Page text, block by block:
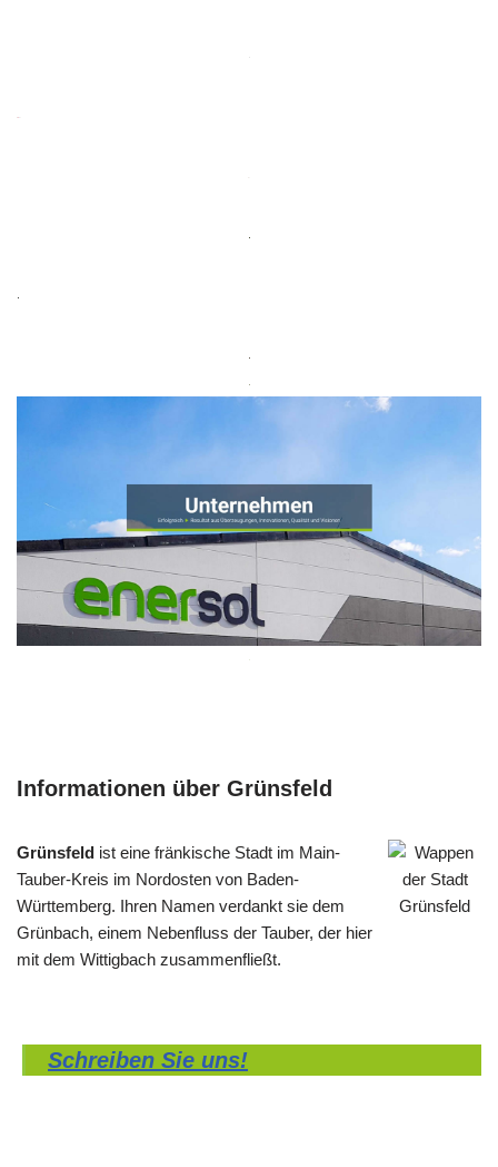
Informationen über Grünsfeld
Grünsfeld ist eine fränkische Stadt im Main-
Tauber-Kreis im Nordosten von Baden-
Württemberg. Ihren Namen verdankt sie dem
Grünbach, einem Nebenfluss der Tauber, der hier
mit dem Wittigbach zusammenfließt.
Schreiben Sie uns!